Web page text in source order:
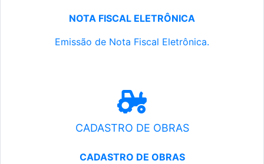
NOTA FISCAL ELETRÔNICA
Emissão de Nota Fiscal Eletrônica.
CADASTRO DE OBRAS
CADASTRO DE OBRAS